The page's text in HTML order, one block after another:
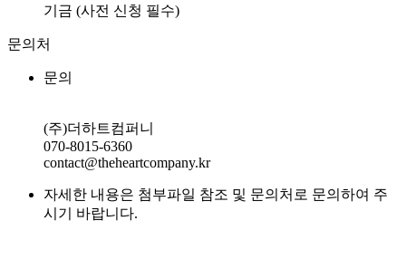
기금 (사전 신청 필수)
문의처
문의
(주)더하트컴퍼니
070-8015-6360
contact@theheartcompany.kr
자세한 내용은 첨부파일 참조 및 문의처로 문의하여 주
시기 바랍니다.